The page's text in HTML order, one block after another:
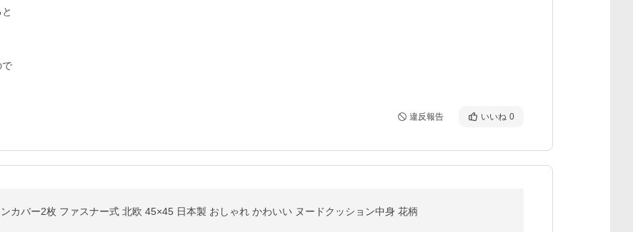
で
違反報告 いいね 0
カバー2枚 ファスナー式 北欧 45×45 日本製 おしゃれ かわいい ヌードクッション中身 花柄